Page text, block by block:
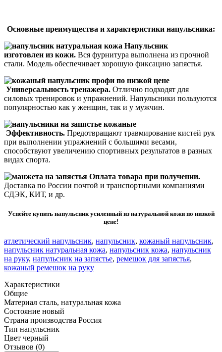
Основные преимущества и характеристики напульсника:
Напульсник
изготовлен из кожи. Вся фурнитура выполнена из прочной
стали. Модель обеспечивает хорошую фиксацию запястья.
Универсальность тренажера. Отлично подходят для
силовых тренировок и упражнений. Напульсники пользуются
популярностью как у женщин, так и у мужчин.
Эффективность. Предотвращают травмирование кистей рук
при выполнении упражнений с большими весами,
способствуют увеличению спортивных результатов в разных
видах спорта.
Оплата товара при получении.
Доставка по России почтой и транспортными компаниями
СДЭК, КИТ, и др.
Успейте купить напульсник усиленный из натуральной кожи по низкой
цене!
атлетический напульсник, напульсник, кожаный напульсник,
напульсник натуральная кожа, напульсник кожа, напульсник
на руку, напульсник на запястье, ремешок для запястья,
кожаный ремешок на руку
Характеристики
Общие
Материал сталь, натуральная кожа
Состояние новый
Страна производства Россия
Тип напульсник
Цвет черный
Отзывов (0)